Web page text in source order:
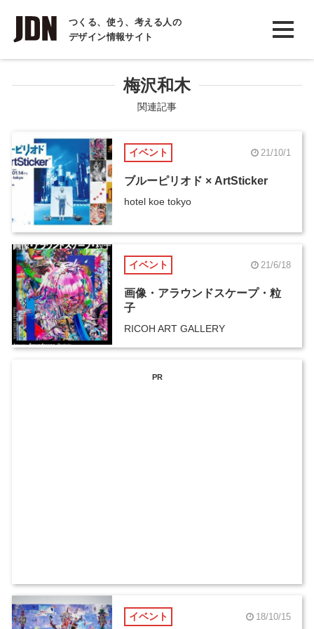
つくる、使う、考える人の
デザイン情報サイト
INTERVIEW
インタビュー
COLUMN
コラム
梅沢和木
関連記事
イベント 21/10/1
ブルーピリオド × ArtSticker
hotel koe tokyo
イベント 21/6/18
画像・アラウンドスケープ・粒
子
RICOH ART GALLERY
PR
イベント 18/10/15